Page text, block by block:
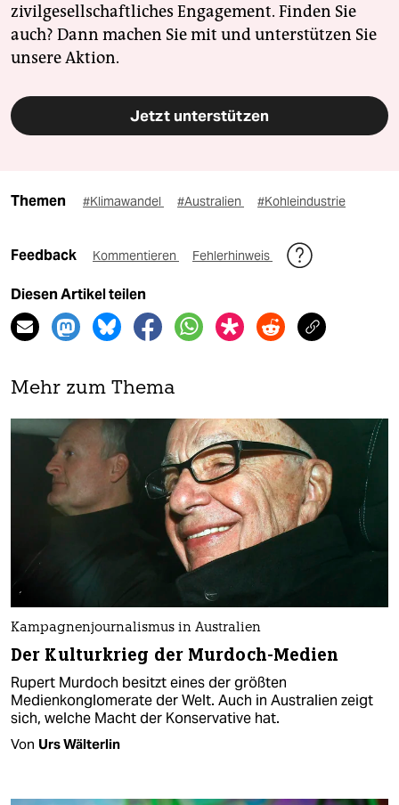
zivilgesellschaftliches Engagement. Finden Sie
auch? Dann machen Sie mit und unterstützen Sie
unsere Aktion.
Jetzt unterstützen
Themen #Klimawandel #Australien #Kohleindustrie
Feedback Kommentieren Fehlerhinweis
Diesen Artikel teilen
Mehr zum Thema
Kampagnenjournalismus in Australien
Der Kulturkrieg der Murdoch-Medien
Rupert Murdoch besitzt eines der größten
Medienkonglomerate der Welt. Auch in Australien zeigt
sich, welche Macht der Konservative hat.
Von Urs Wälterlin